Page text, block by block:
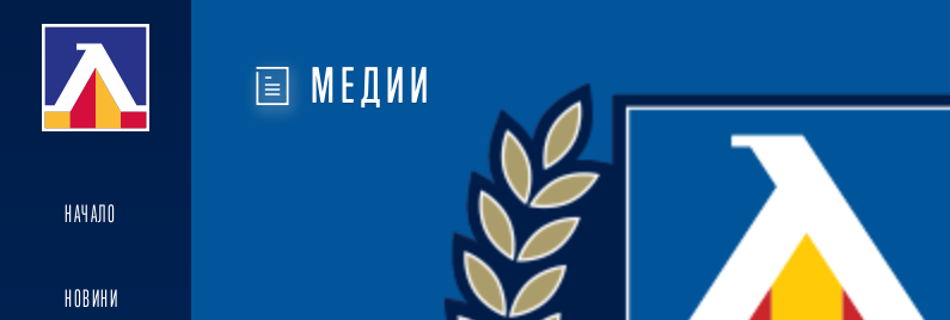
НАЧАЛО
НОВИНИ
МЕДИИ